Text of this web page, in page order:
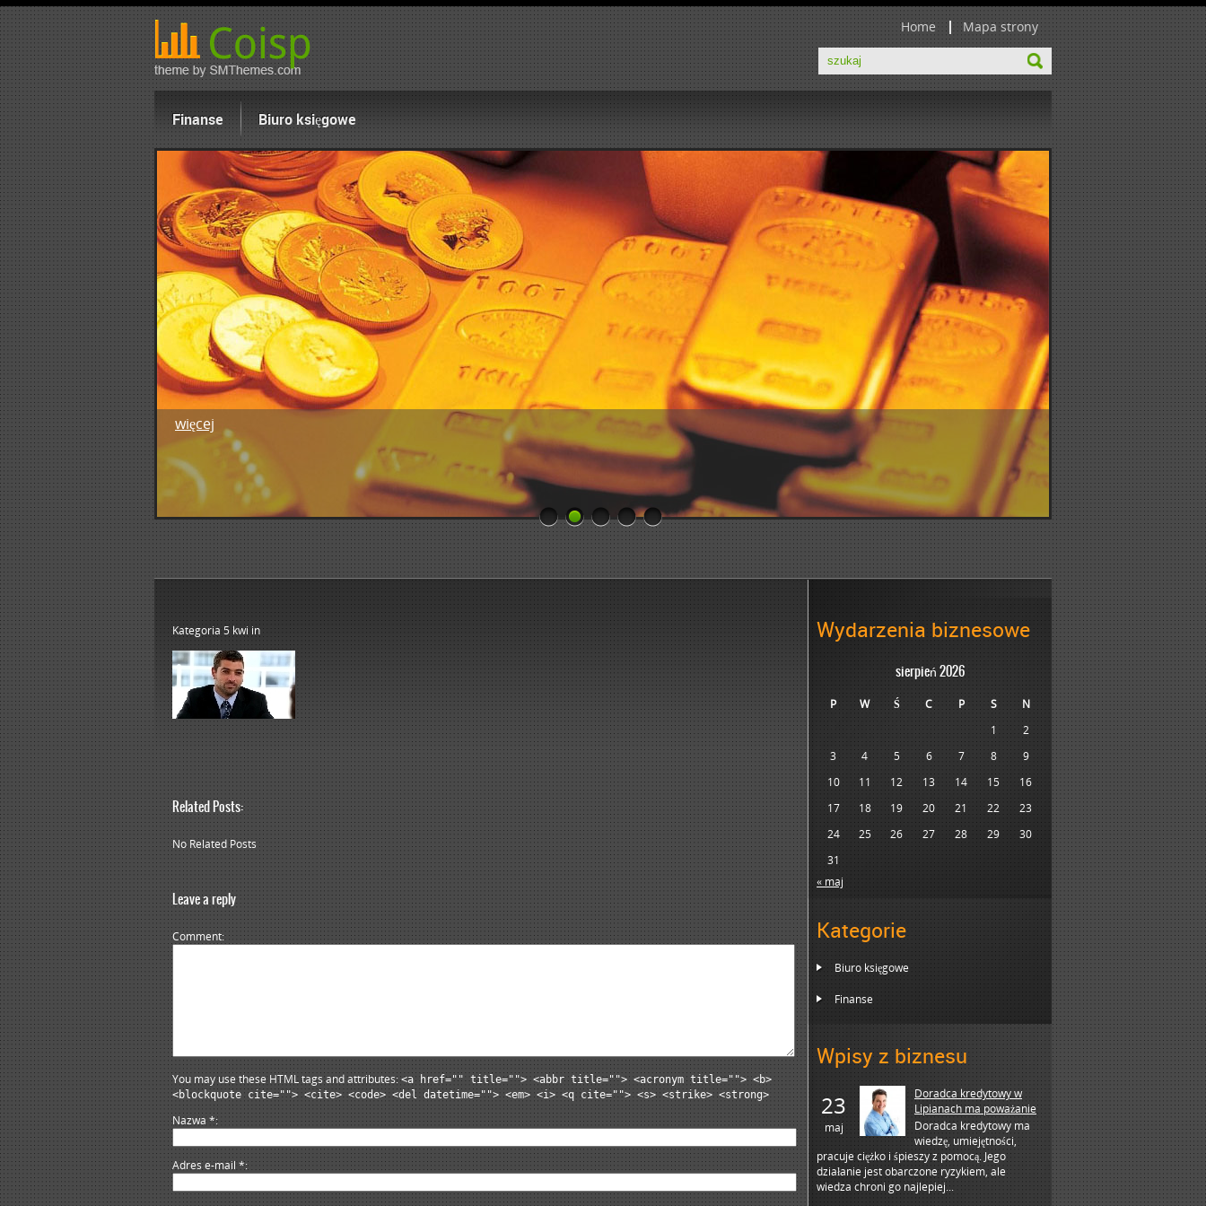
Home Mapa strony
Finanse Biuro księgowe
więcej
1 2 3
Wydarzenia biznesowe
sierpień 2026
P W Ś C P S
N
1
2
3
4 5 6 7 8
9
10
11 12 13 14 15
16
17
18 19 20 21 22
23
24
25 26 27 28 29
30
31
« maj
Kategorie
Biuro księgowe
Finanse
Wpisy z biznesu
23
maj
Doradca kredytowy w
Lipianach ma poważanie
Doradca kredytowy ma
wiedzę, umiejętności,
pracuje ciężko i śpieszy z pomocą. Jego
działanie jest obarczone ryzykiem, ale
wiedza chroni go najlepiej...
Kategoria 5 kwi in
Related Posts:
No Related Posts
Leave a reply
Comment
You may use these HTML tags and attributes:<a href="" title=""> <abbr title=""> <acronym title=""> <b>
<blockquote cite=""> <cite> <code> <del datetime=""> <em> <i> <q cite=""> <s> <strike> <strong>
Nazwa*
Adres e-mail*